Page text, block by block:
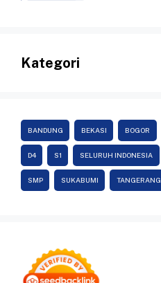
Kategori
BANDUNG BEKASI BOGOR
D4 S1 SELURUH INDONESIA
SMP SUKABUMI TANGERANG